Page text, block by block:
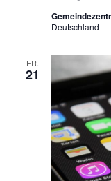
Deutschland
FR.
21